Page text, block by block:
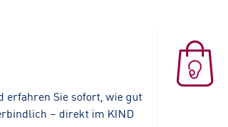
erfahren Sie sofort, wie gut
– direkt im KIND